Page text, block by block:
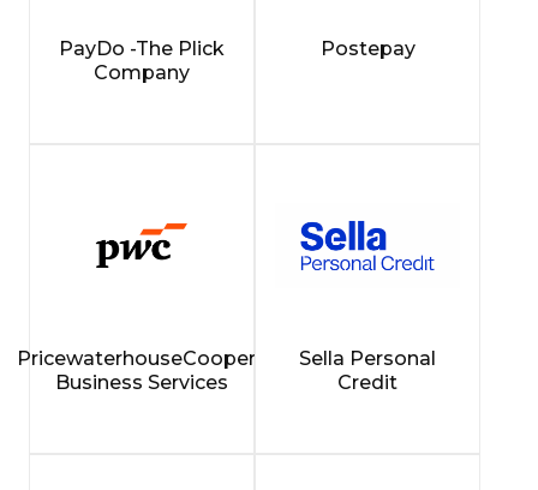
PayDo -The Plick
Company
Postepay
PricewaterhouseCoopers
Business Services
Sella Personal
Credit